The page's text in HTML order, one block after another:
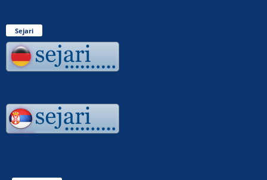
Sejari